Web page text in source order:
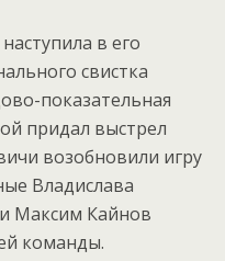
в его
свистка
показательная
придал выстрел
возобновили игру
Владислава
Максим Кайнов
команды.